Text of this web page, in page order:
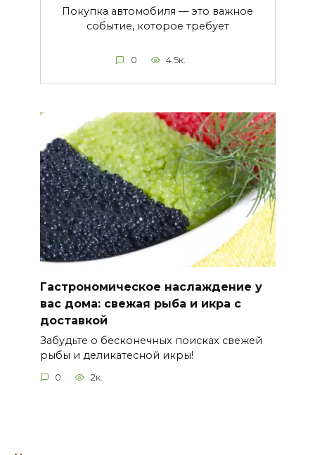
Покупка автомобиля — это важное
событие, которое требует
0 4.5к.
Гастрономическое наслаждение у
вас дома: свежая рыба и икра с
доставкой
Забудьте о бесконечных поисках свежей
рыбы и деликатесной икры!
0 2к.